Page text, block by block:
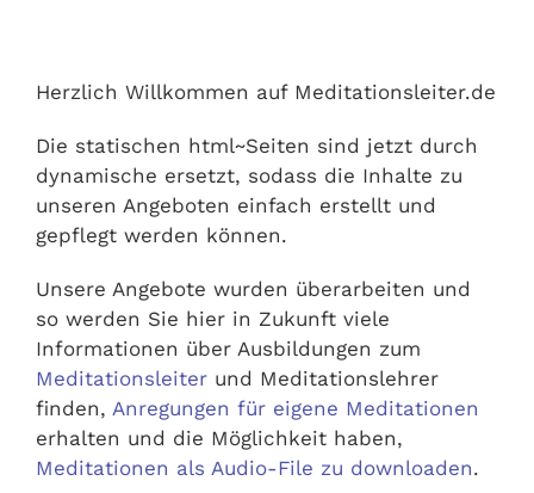
Holistisch
About
Kontakt
Herzlich Willkommen auf Meditationsleiter.de
Die statischen html~Seiten sind jetzt durch
dynamische ersetzt, sodass die Inhalte zu
unseren Angeboten einfach erstellt und
gepflegt werden können.
Unsere Angebote wurden überarbeiten und
so werden Sie hier in Zukunft viele
Informationen über Ausbildungen zum
Meditationsleiterund Meditationslehrer
finden, Anregungen für eigene Meditationen
erhalten und die Möglichkeit haben,
Meditationen als Audio-File zu downloaden.